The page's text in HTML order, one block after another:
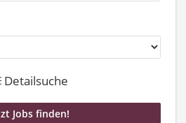
Detailsuche